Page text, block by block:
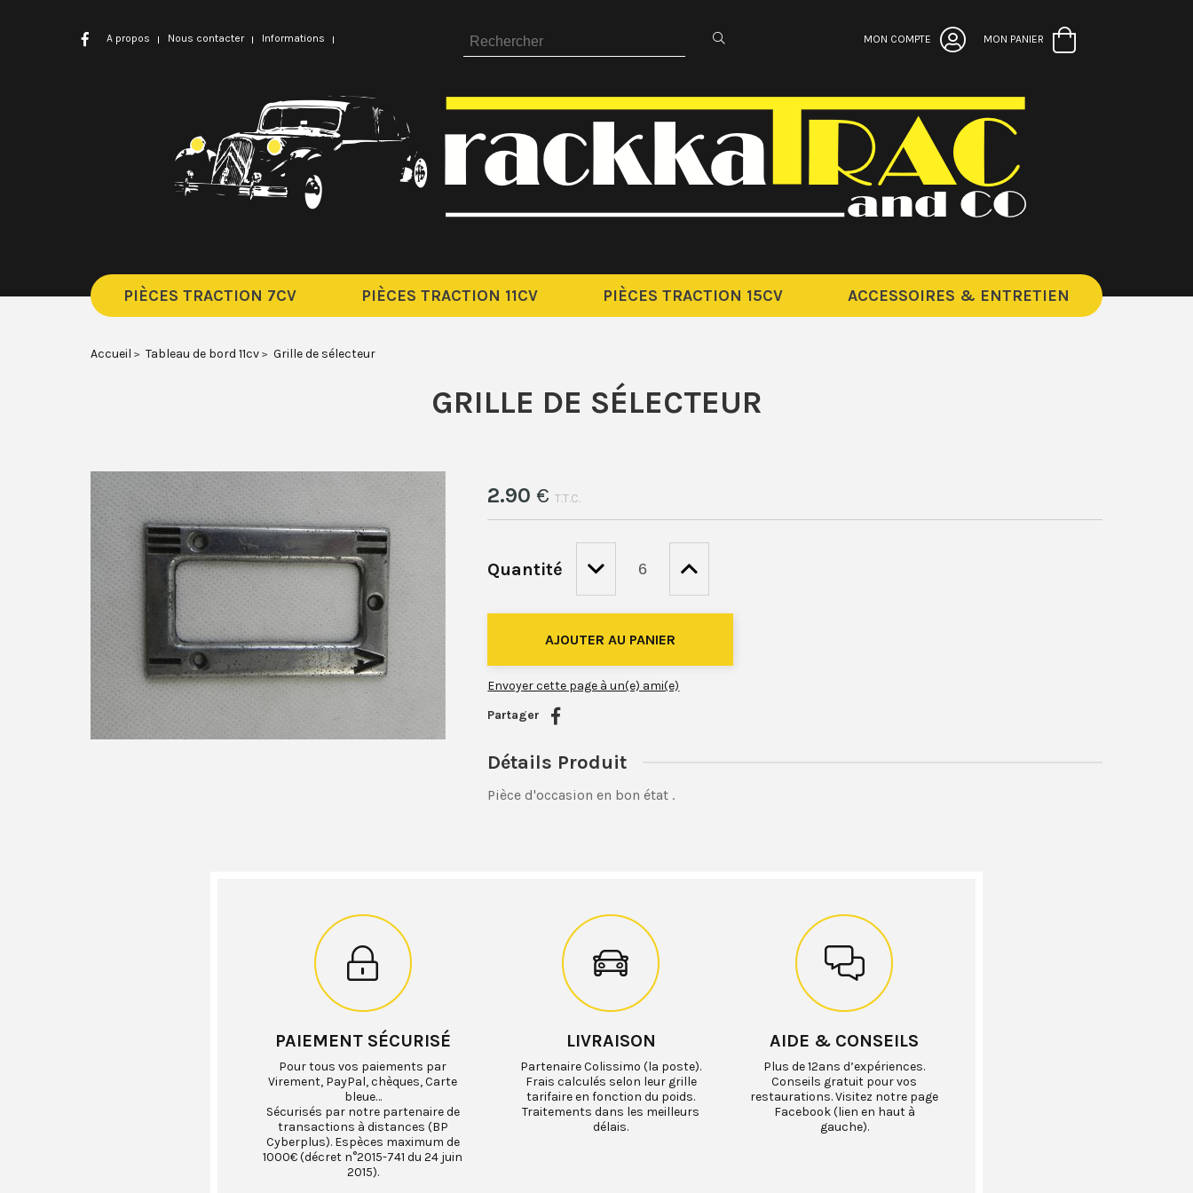
MON COMPTE MON PANIER
PIÈCES TRACTION 7CV PIÈCES TRACTION 11CV PIÈCES TRACTION 15CV ACCESSOIRES & ENTRETIEN
Accueil Tableau de bord 11cv Grille de sélecteur
GRILLE DE SÉLECTEUR
2.90 €T.T.C.
Quantité
Envoyer cette page à un(e) ami(e)
Partager
Détails Produit
Pièce d'occasion en bon état .
A propos Nous contacter Informations
PAIEMENT SÉCURISÉ
Pour tous vos paiements par
Virement, PayPal, chèques, Carte
bleue…
Sécurisés par notre partenaire de
transactions à distances (BP
Cyberplus). Espèces maximum de
1000€ (décret n°2015-741 du 24 juin
2015).
LIVRAISON
Partenaire Colissimo (la poste).
Frais calculés selon leur grille
tarifaire en fonction du poids.
Traitements dans les meilleurs
délais.
AIDE & CONSEILS
Plus de 12ans d’expériences.
Conseils gratuit pour vos
restaurations. Visitez notre page
Facebook (lien en haut à
gauche).